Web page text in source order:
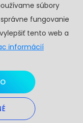
vyhradené.
súbory
fungovanie
tento web a
informácií